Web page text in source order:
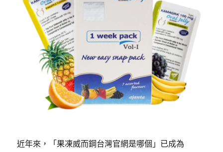
近年來，「果凍威而鋼台灣官網是哪個」已成為